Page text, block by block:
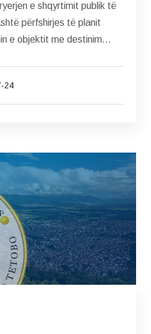
e shqyrtimit publik të
përfshirjes të planit
e objektit me destinim...
24